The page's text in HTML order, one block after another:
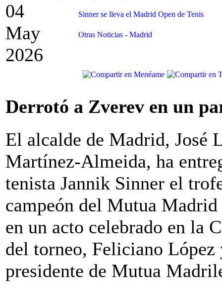
04
May
2026
Sinner se lleva el Madrid Open de Tenis
Otras Noticias - Madrid
Derrotó a Zverev en un
El alcalde de Madrid, José
Martínez-Almeida, ha
tenista Jannik Sinner el
campeón del Mutua Madrid
en un acto celebrado en la
del torneo, Feliciano
presidente de Mutua